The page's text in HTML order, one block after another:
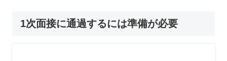
1次面接に通過するには準備が必要